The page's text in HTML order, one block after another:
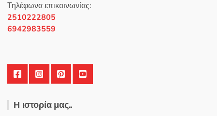
Τηλέφωνα επικοινωνίας:
2510222805
6942983559
Η ιστορία μας..